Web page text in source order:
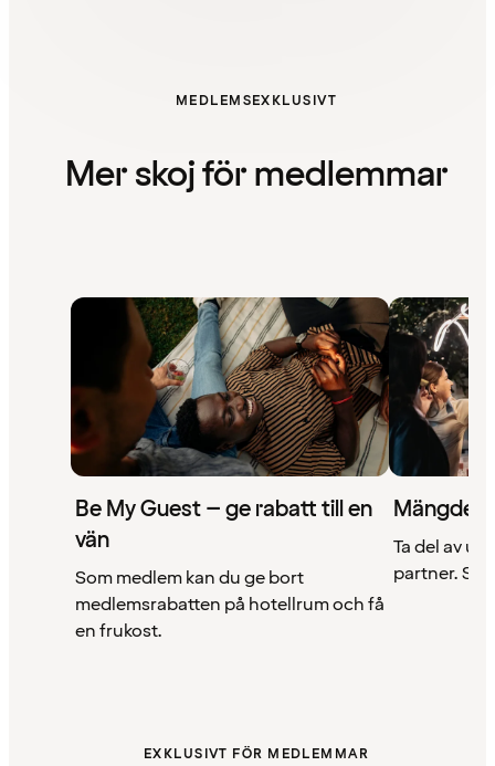
MEDLEMSEXKLUSIVT
Mer skoj för medlemmar
Be My Guest – ge rabatt till en
vän
Som medlem kan du ge bort
medlemsrabatten på hotellrum och få
en frukost.
Mängder
Ta del av
partner. Se
EXKLUSIVT FÖR MEDLEMMAR